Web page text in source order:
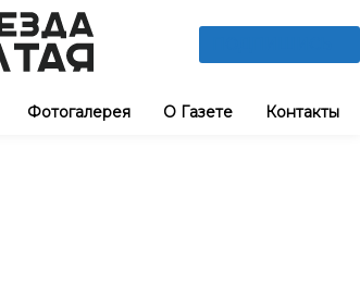
Фотогалерея О Газете Контакты